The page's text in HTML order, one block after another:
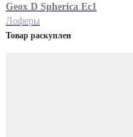
Geox D Spherica Ec1
Лоферы
Товар раскуплен